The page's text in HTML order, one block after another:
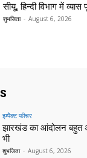
सीयू, हिन्दी विभाग में
शुभजिता - August 6, 2026
इम्पैक्ट फीचर
झारखंड का आंदोलन बहुत
भी
शुभजिता - August 6, 2026